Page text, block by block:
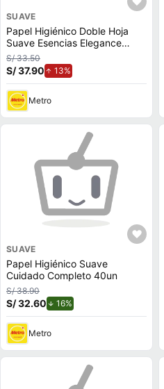
SUAVE
Papel Higiénico Doble Hoja
Suave Esencias Elegance
32un
S/ 33.50
S/ 37.90 13%
Metro
SUAVE
Papel Higiénico Suave
Cuidado Completo 40un
S/ 38.90
S/ 32.60 16%
Metro